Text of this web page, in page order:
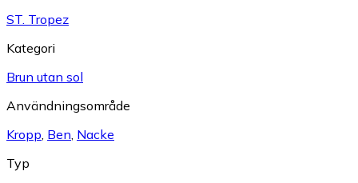
ST. Tropez
Kategori
Brun utan sol
Användningsområde
Kropp, Ben, Nacke
Typ